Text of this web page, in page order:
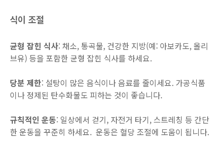
식이 조절
균형 잡힌 식사: 채소, 통곡물, 건강한 지방(예: 아보카도, 올리
브유) 등을 포함한 균형 잡힌 식사를 하세요.
당분 제한: 설탕이 많은 음식이나 음료를 줄이세요. 가공식품
이나 정제된 탄수화물도 피하는 것이 좋습니다.
규칙적인 운동: 일상에서 걷기, 자전거 타기, 스트레칭 등 간단
한 운동을 꾸준히 하세요. 운동은 혈당 조절에 도움이 됩니다.